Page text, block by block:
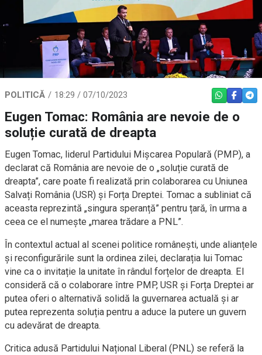
POLITICĂ 18:29 / 07/10/2023 WHATSAPP
Eugen Tomac: România are nevoie de o
soluție curată de dreapta
Eugen Tomac, liderul Partidului Mișcarea Populară (PMP), a
declarat că România are nevoie de o „soluție curată de
dreapta”, care poate fi realizată prin colaborarea cu Uniunea
Salvați România (USR) și Forța Dreptei. Tomac a subliniat că
aceasta reprezintă „singura speranță” pentru țară, în urma a
ceea ce el numește „marea trădare a PNL”.
În contextul actual al scenei politice românești, unde alianțele
și reconfigurările sunt la ordinea zilei, declarația lui Tomac
vine ca o invitație la unitate în rândul forțelor de dreapta. El
consideră că o colaborare între PMP, USR și Forța Dreptei ar
putea oferi o alternativă solidă la guvernarea actuală și ar
putea reprezenta soluția pentru a aduce la putere un guvern
cu adevărat de dreapta.
Critica adusă Partidului Național Liberal (PNL) se referă la